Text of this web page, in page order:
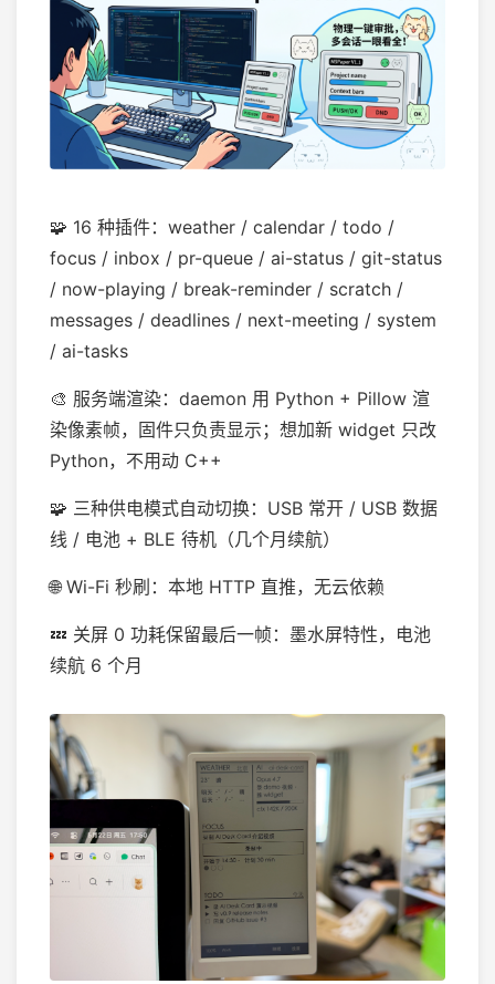
🧩 16 种插件：weather / calendar / todo /
focus / inbox / pr-queue / ai-status / git-status
/ now-playing / break-reminder / scratch /
messages / deadlines / next-meeting / system
/ ai-tasks
🎨 服务端渲染：daemon 用 Python + Pillow 渲
染像素帧，固件只负责显示；想加新 widget 只改
Python，不用动 C++
🧩 三种供电模式自动切换：USB 常开 / USB 数据
线 / 电池 + BLE 待机（几个月续航）
🌐 Wi-Fi 秒刷：本地 HTTP 直推，无云依赖
💤 关屏 0 功耗保留最后一帧：墨水屏特性，电池
续航 6 个月